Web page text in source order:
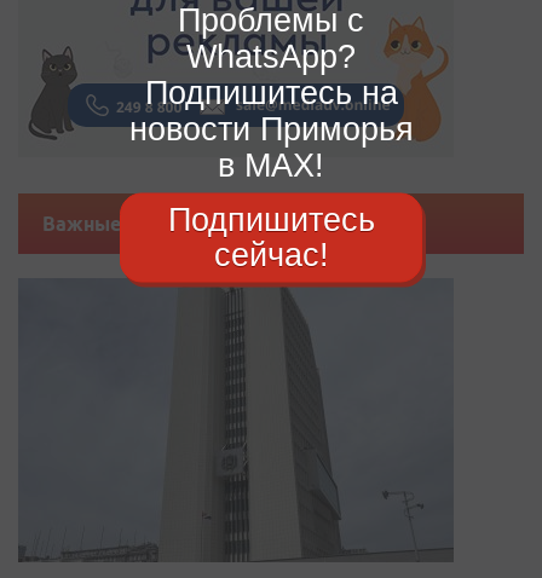
Важные новости
Проблемы с
WhatsApp?
Подпишитесь на
новости Приморья
в MAX!
Подпишитесь
сейчас!